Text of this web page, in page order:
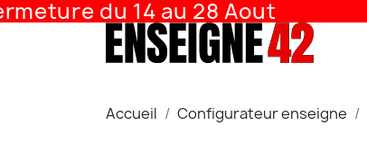
du 14 au 28 Aout
Accueil Configurateur enseigne